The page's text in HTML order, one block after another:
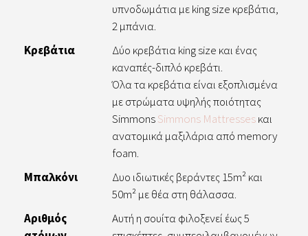
υπνοδωμάτια με king size κρεβάτια,
2 μπάνια.
Κρεβάτια
Δύο κρεβάτια king size και ένας
καναπές-διπλό κρεβάτι.
Όλα τα κρεβάτια είναι εξοπλισμένα
με στρώματα υψηλής ποιότητας
SimmonsSimmons Mattressesκαι
ανατομικά μαξιλάρια από memory
foam.
Μπαλκόνι
Δυο ιδιωτικές βεράντες 15m² και
50m² με θέα στη θάλασσα.
Αριθμός
Αυτή η σουίτα φιλοξενεί έως 5